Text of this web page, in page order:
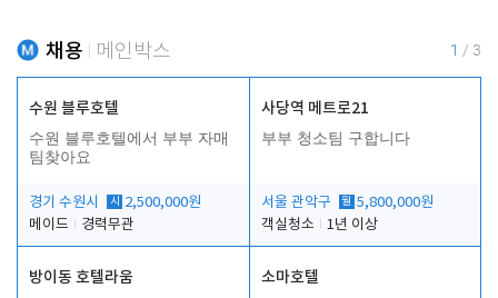
채용 메인박스 1 / 3
수원 블루호텔
수원 블루호텔에서 부부 자매
팀찾아요
경기 수원시 시
2,500,000원
메이드
경력무관
사당역 메트로21
부부 청소팀 구합니다
서울 관악구 월 5,800,000원
객실청소
1년 이상
방이동 호텔라움 소마호텔